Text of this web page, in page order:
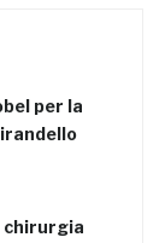
per la
chirurgia